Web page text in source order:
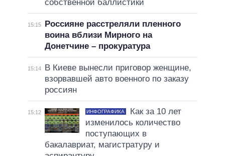
собственной баллистики
15:15
Россияне расстреляли пленного
воина вблизи Мирного на
Донетчине – прокуратура
15:14
В Киеве вынесли приговор женщине,
взорвавшей авто военного по заказу
россиян
15:12 ИНФОГРАФИКА
Как за 10 лет
изменилось количество
поступающих в
бакалавриат, магистратуру и